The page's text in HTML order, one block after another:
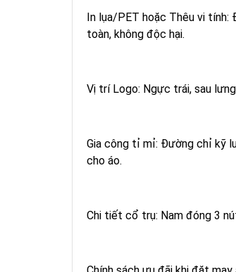
In lụa/PET hoặc Thêu vi tính:
toàn, không độc hại.
Vị trí Logo: Ngực trái, sau
Gia công tỉ mỉ: Đường chỉ kỹ
cho áo.
Chi tiết cổ trụ: Nam đóng 3